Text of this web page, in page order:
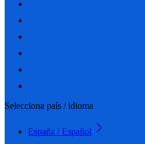
Selecciona país / idioma
España / Español